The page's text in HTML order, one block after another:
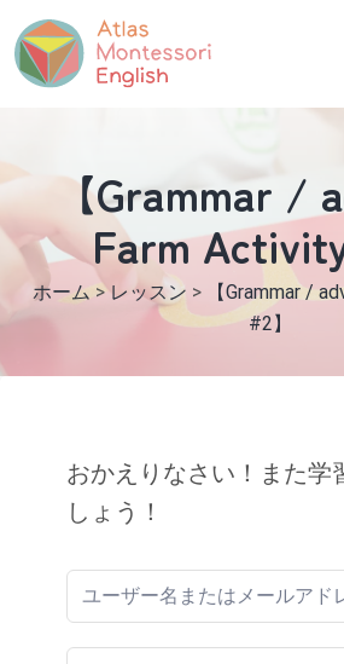
【Grammar /
Farm
ホーム >レッスン >
【Grammar /
#2】
おかえりなさい！また学
しょう！